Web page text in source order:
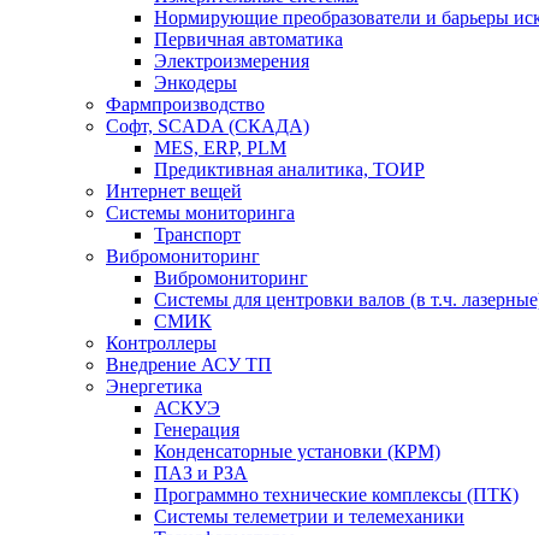
Нормирующие преобразователи и барьеры
Первичная автоматика
Электроизмерения
Энкодеры
Фармпроизводство
Софт, SCADA (СКАДА)
MES, ERP, PLM
Предиктивная аналитика, ТОИР
Интернет вещей
Системы мониторинга
Транспорт
Вибромониторинг
Вибромониторинг
Системы для центровки валов (в т.ч.
СМИК
Контроллеры
Внедрение АСУ ТП
Энергетика
АСКУЭ
Генерация
Конденсаторные установки (КРМ)
ПАЗ и РЗА
Программно технические комплексы (ПТК)
Системы телеметрии и телемеханики